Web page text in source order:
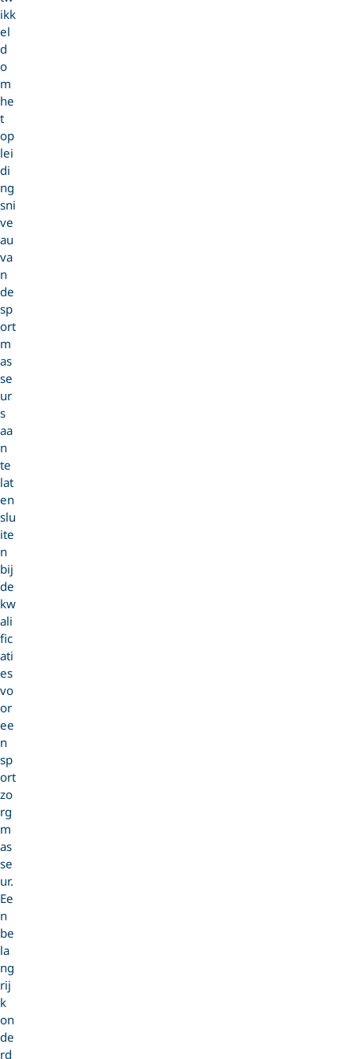
ikk
el
d
o
m
he
t
op
lei
di
ng
sni
ve
au
va
n
de
sp
ort
m
as
se
ur
s
aa
n
te
lat
en
slu
ite
n
bij
de
kw
ali
fic
ati
es
vo
or
ee
n
sp
ort
zo
rg
m
as
se
ur.
Ee
n
be
la
ng
rij
k
on
de
rd